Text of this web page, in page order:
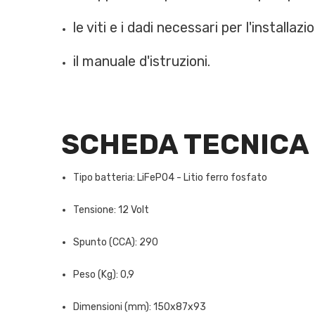
le viti e i dadi necessari per
il manuale d'istruzioni.
SCHEDA TECNICA
Tipo batteria: LiFePO4 - Litio ferro fosfato
Tensione: 12 Volt
Spunto (CCA): 290
Peso (Kg): 0,9
Dimensioni (mm): 150x87x93